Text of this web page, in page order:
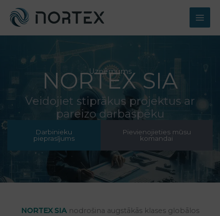
Uzņēmums
NORTEX SIA
Veidojiet stiprākus projektus ar
pareizo darbaspēku
Darbinieku
pieprasījums
Pievienojieties mūsu
komandai
NORTEX SIAnodrošina augstākās klases globālos